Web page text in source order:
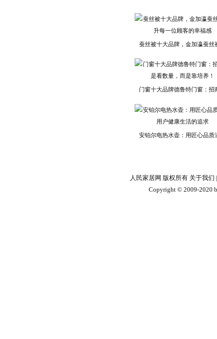
蚕丝被十大品牌，金加瀛蚕丝
门窗十大品牌德鲁特门窗：招
安铂尔电热水壶：用匠心品质
人民家居网 版权所有 关于我们 |
Copyright © 2009-2020